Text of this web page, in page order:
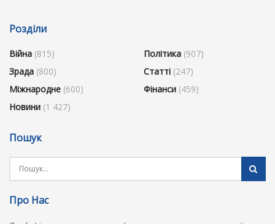
Розділи
Війна (815)
Зрада (800)
Міжнародне (600)
Новини (1 427)
Політика (907)
Статті (247)
Фінанси (459)
Пошук
Про Нас